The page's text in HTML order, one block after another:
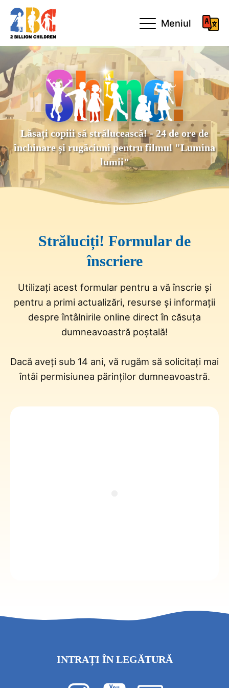
Meniul
Lăsați copiii să strălucească! - 24 de ore de
închinare și rugăciuni pentru filmul "Lumina
lumii"
Străluciți! Formular de
înscriere
Utilizați acest formular pentru a vă înscrie și
pentru a primi actualizări, resurse și informații
despre întâlnirile online direct în căsuța
dumneavoastră poștală!
Dacă aveți sub 14 ani, vă rugăm să solicitați mai
întâi permisiunea părinților dumneavoastră.
INTRAȚI ÎN LEGĂTURĂ